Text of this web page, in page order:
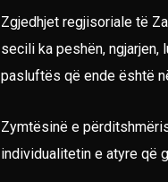
Zgjedhjet regjisoriale të
secili ka peshën,
pasluftës që ende është
Zymtësinë e
individualitetin e atyre që